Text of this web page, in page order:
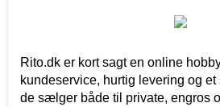
Rito.dk er kort sagt en online
kundeservice, hurtig levering og et
de sælger både til private, engros